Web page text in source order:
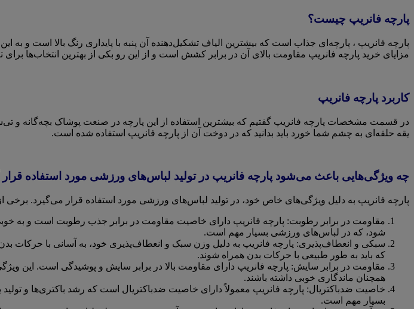
پارچه فانریپ چیست؟
پارچه فانریپ ، پارچه‌ای جذاب است که بیشترین الیاف تشکیل‌دهنده آن پنبه با پایداری رنگ بالا است و به
مزایای خرید پارچه فانریپ مقاومت بالای آن در برابر کشش است و از این رو بکی از بهترین انتخاب‌ها برای
کاربرد پارچه فانریپ
در قسمت مشخصات پارچه فانریپ گفتیم که بیشترین استفاده از این پارچه در صنعت پوشاک بچه‌گانه و
یقه حلقه‌ای به چشم شما خورد باید بدانید که در دوخت آن از پارچه فانریپ استفاده شده است.
چه ویژگی‌هایی باعث می‌شود پارچه فانریپ در تولید لباس‌های ورزشی مورد استفاده قرار
پارچه فانریپ به دلیل ویژگی‌های خاص خود، در تولید لباس‌های ورزشی مورد استفاده قرار می‌گیرد.
مقاومت در برابر رطوبت: پارچه فانریپ دارای خاصیت مقاومت در برابر جذب رطوبت است و
شود، که در لباس‌های ورزشی بسیار مهم است.
سبکی و انعطاف‌پذیری: پارچه فانریپ به دلیل وزن سبک و انعطاف‌پذیری خود، به آسانی با
که باید به طور طبیعی با حرکات بدن همراه شوند.
مقاومت در برابر سایش: پارچه فانریپ دارای مقاومت بالا در برابر سایش و پوشیدگی است. این
همچنان ماندگاری خوبی داشته باشند.
خاصیت ضدباکتریال: پارچه فانریپ معمولاً دارای خاصیت ضدباکتریال است که رشد باکتری‌ها و
بسیار مهم است.